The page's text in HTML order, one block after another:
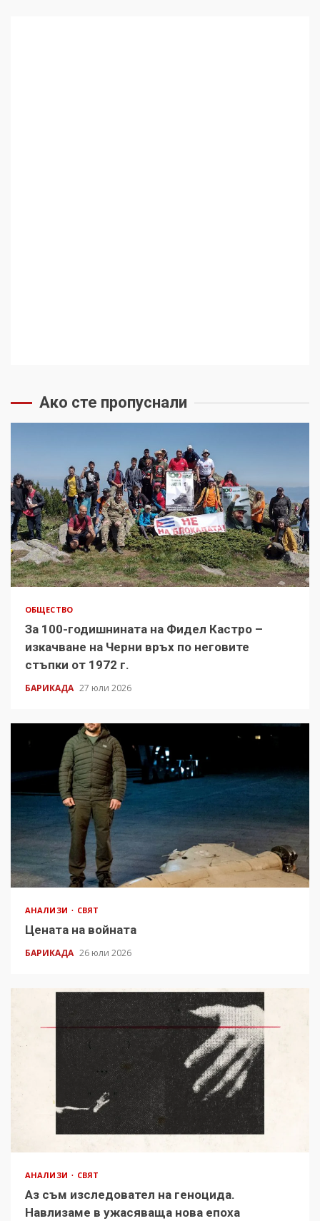
Ако сте пропуснали
ОБЩЕСТВО
За 100-годишнината на Фидел Кастро –
изкачване на Черни връх по неговите
стъпки от 1972 г.
БАРИКАДА 27 юли 2026
АНАЛИЗИ СВЯТ
Цената на войната
БАРИКАДА 26 юли 2026
АНАЛИЗИ СВЯТ
Аз съм изследовател на геноцида.
Навлизаме в ужасяваща нова епоха